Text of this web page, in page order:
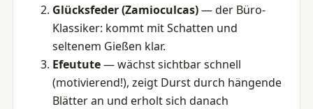
Glücksfeder (Zamioculcas)— der Büro-
Klassiker: kommt mit Schatten und
seltenem Gießen klar.
Efeutute— wächst sichtbar schnell
(motivierend!), zeigt Durst durch hängende
Blätter an und erholt sich danach